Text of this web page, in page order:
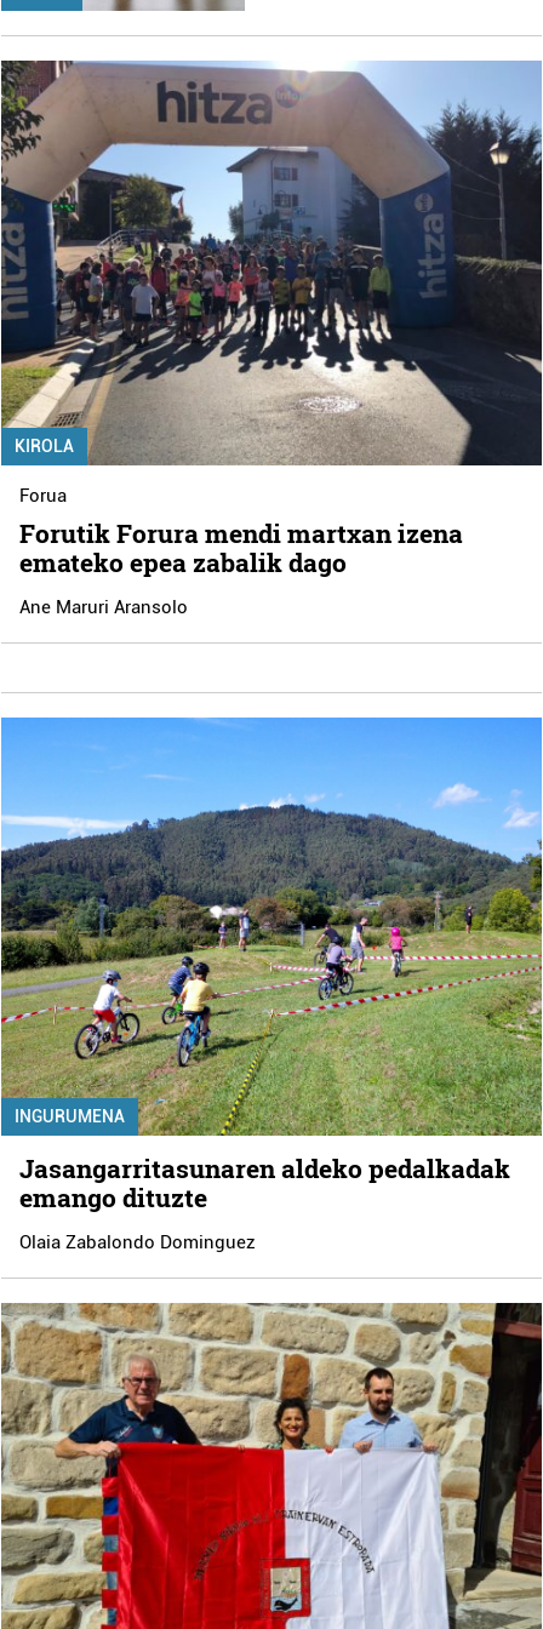
KIROLA
Forua
Forutik Forura mendi martxan izena
emateko epea zabalik dago
Ane Maruri Aransolo
INGURUMENA
Jasangarritasunaren aldeko pedalkadak
emango dituzte
Olaia Zabalondo Dominguez